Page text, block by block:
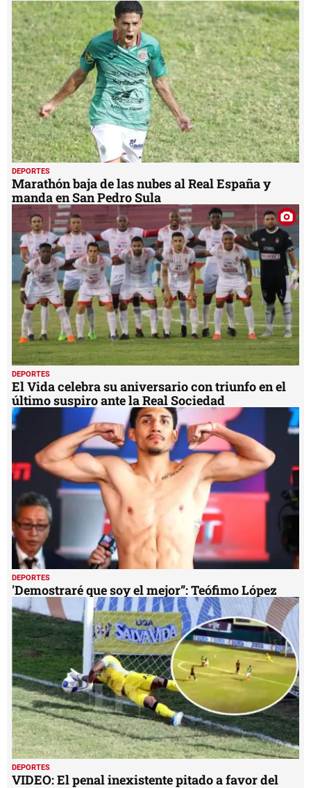
DEPORTES
Marathón baja de las nubes al Real España y
manda en San Pedro Sula
DEPORTES
El Vida celebra su aniversario con triunfo en el
último suspiro ante la Real Sociedad
DEPORTES
'Demostraré que soy el mejor”: Teófimo López
DEPORTES
VIDEO: El penal inexistente pitado a favor del